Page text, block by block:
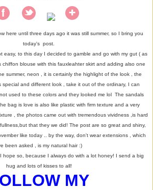
here until three days ago it was still summer, so I bring you
today's post.
easy, to this day I decided to gamble and go with my gut ( as
chiffon blouse with this fauxleahter skirt and adding also one
summer, neon , it is certainly the highlight of the look , the
special and different look , take it out of the ordinary, I can
used to these colors and they looked me lol The sandals
bag is love is also like plastic with firm texture and a very
, the photos came out with tremendous vividness ,is hard
that they we did! The post are so great and shiny,
like today .. by the way, don't wear extensions , which
been asked , is my natural hair :)
so, because I always do with a lot honey! I send a big
hug and lots of kisses to all!
MY